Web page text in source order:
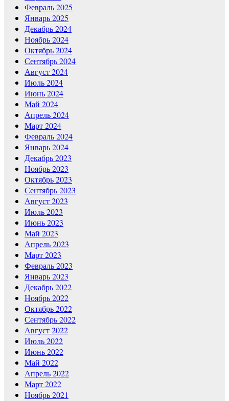
Февраль 2025
Январь 2025
Декабрь 2024
Ноябрь 2024
Октябрь 2024
Сентябрь 2024
Август 2024
Июль 2024
Июнь 2024
Май 2024
Апрель 2024
Март 2024
Февраль 2024
Январь 2024
Декабрь 2023
Ноябрь 2023
Октябрь 2023
Сентябрь 2023
Август 2023
Июль 2023
Июнь 2023
Май 2023
Апрель 2023
Март 2023
Февраль 2023
Январь 2023
Декабрь 2022
Ноябрь 2022
Октябрь 2022
Сентябрь 2022
Август 2022
Июль 2022
Июнь 2022
Май 2022
Апрель 2022
Март 2022
Ноябрь 2021